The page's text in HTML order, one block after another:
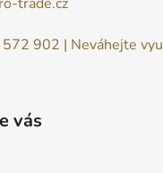
902 | Neváhejte
vás